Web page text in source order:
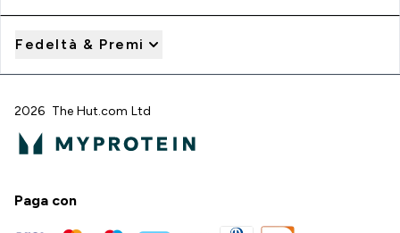
Fedeltà & Premi
2026 The Hut.com Ltd
Paga con